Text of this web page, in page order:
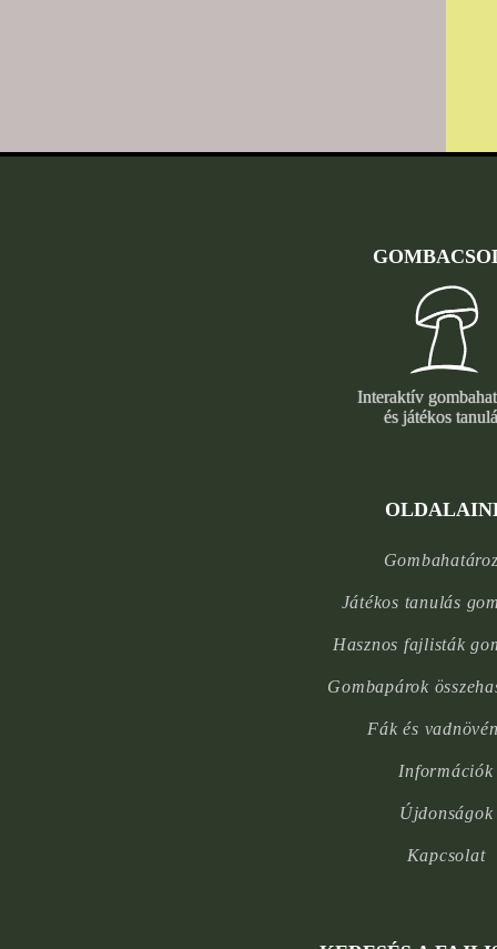
Interaktív
és játékos
Játékos tanulás
Hasznos fajlisták
Gombapárok
Fák és
Információk
Újdonságok
Kapcsolat